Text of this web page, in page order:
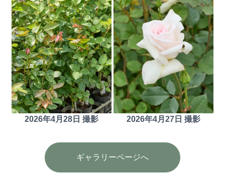
2026年4月28日 撮影 2026年4月27日 撮影
ギャラリーページへ